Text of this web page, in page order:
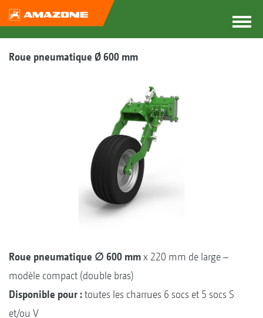
Roue pneumatique Ø 600 mm
Roue pneumatique ∅ 600 mmx 220 mm de large –
modèle compact (double bras)
Disponible pour :toutes les charrues 6 socs et 5 socs S
et/ou V